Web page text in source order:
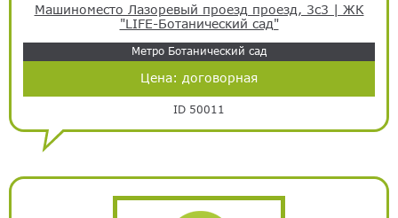
Машиноместо Лазоревый проезд проезд, 3с3 | ЖК
"LIFE-Ботанический сад"
Метро Ботанический сад
Цена: договорная
ID 50011